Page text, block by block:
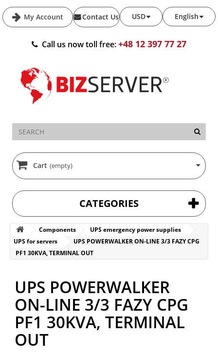
My Account English
USD
Contact Us
Call us now toll free:+48 12 397 77 27
Cart (empty)
CATEGORIES
Components
UPS emergency power supplies
UPS for servers
UPS POWERWALKER ON-LINE 3/3 FAZY CPG
PF1 30KVA, TERMINAL OUT
UPS POWERWALKER
ON-LINE 3/3 FAZY CPG
PF1 30KVA, TERMINAL
OUT